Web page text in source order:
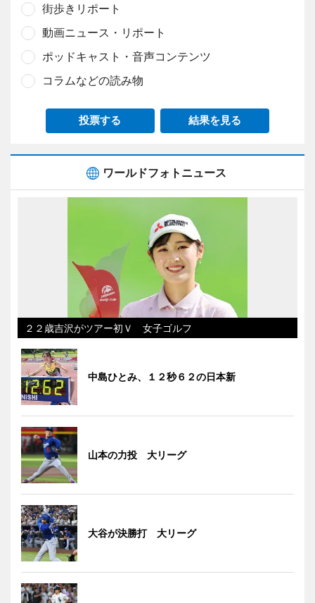
街歩きリポート
動画ニュース・リポート
ポッドキャスト・音声コンテンツ
コラムなどの読み物
投票する 結果を見る
ワールドフォトニュース
２２歳吉沢がツアー初Ｖ 女子ゴルフ
中島ひとみ、１２秒６２の日本新
山本の力投 大リーグ
大谷が決勝打 大リーグ